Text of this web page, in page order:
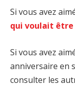
Si vous avez
qui voulait être
Si vous avez
anniversaire en
consulter les